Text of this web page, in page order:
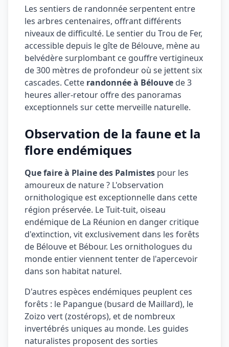
Les sentiers de randonnée serpentent entre
les arbres centenaires, offrant différents
niveaux de difficulté. Le sentier du Trou de Fer,
accessible depuis le gîte de Bélouve, mène au
belvédère surplombant ce gouffre vertigineux
de 300 mètres de profondeur où se jettent six
cascades. Cette randonnée à Bélouve de 3
heures aller-retour offre des panoramas
exceptionnels sur cette merveille naturelle.
Observation de la faune et la
flore endémiques
Que faire à Plaine des Palmistes pour les
amoureux de nature ? L'observation
ornithologique est exceptionnelle dans cette
région préservée. Le Tuit-tuit, oiseau
endémique de La Réunion en danger critique
d'extinction, vit exclusivement dans les forêts
de Bélouve et Bébour. Les ornithologues du
monde entier viennent tenter de l'apercevoir
dans son habitat naturel.
D'autres espèces endémiques peuplent ces
forêts : le Papangue (busard de Maillard), le
Zoizo vert (zostérops), et de nombreux
invertébrés uniques au monde. Les guides
naturalistes proposent des sorties